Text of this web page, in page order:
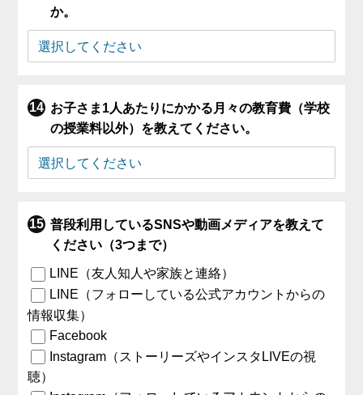
か。
お子さま1人あたりにかかる月々の教育費（学校
の授業料以外）を教えてください。
普段利用しているSNSや動画メディアを教えて
ください（3つまで）
LINE（友人知人や家族と連絡）
LINE（フォローしている公式アカウントからの
情報収集）
Facebook
Instagram（ストーリーズやインスタLIVEの視
聴）